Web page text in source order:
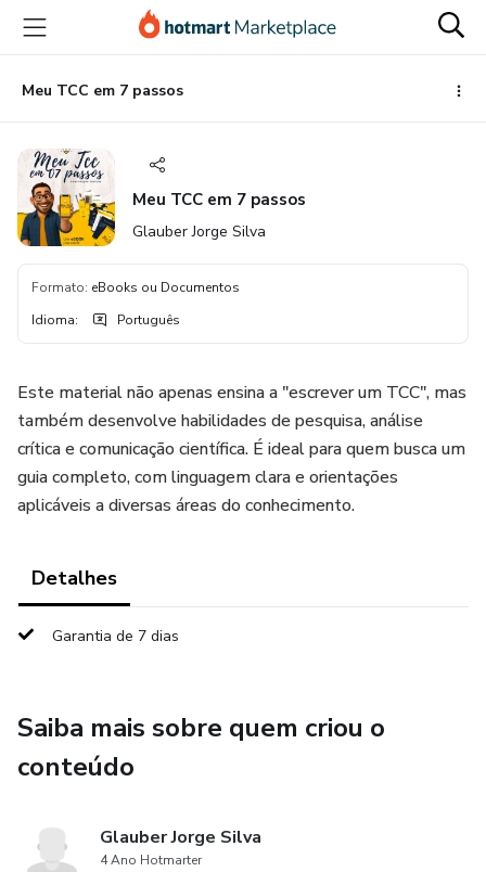
para
conteúdo
principal
para
pagamento
para
rodapéMeu TCC em 7 passos
Meu TCC em 7 passos
Glauber Jorge Silva
Formato: eBooks ou Documentos
Idioma: Português
Este material não apenas ensina a "escrever um TCC", mas
também desenvolve habilidades de pesquisa, análise
crítica e comunicação científica. É ideal para quem busca um
guia completo, com linguagem clara e orientações
aplicáveis a diversas áreas do conhecimento.
Detalhes
Garantia de 7 dias
Saiba mais sobre quem criou o
conteúdo
Glauber Jorge Silva
4 Ano Hotmarter